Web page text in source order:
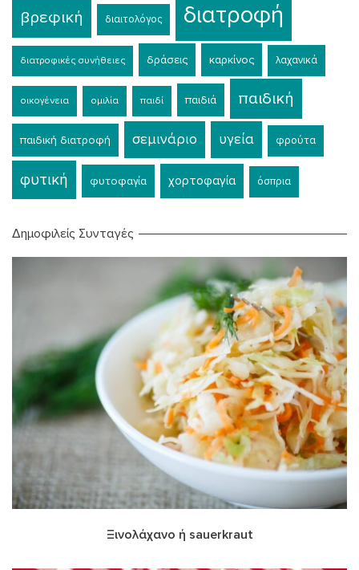
βρεφική διαιτολόγος διατροφή
διατροφικές συνήθειες δράσεις καρκίνος λαχανικά
οικογένεια ομιλία παιδί παιδιά παιδική
παιδική διατροφή σεμινάριο υγεία φρούτα
φυτική φυτοφαγία χορτοφαγία όσπρια
Δημοφιλείς Συνταγές
Ξινολάχανο ή sauerkraut